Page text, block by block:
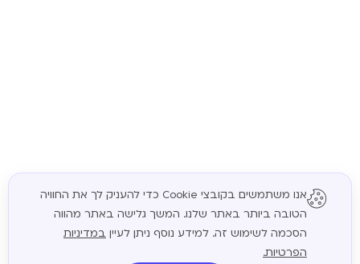
המשך
אנו משתמשים בקובצי Cookie כדי להעניק לך את החוויה
הטובה ביותר באתר שלנו. המשך גלישה באתר מהווה
הסכמה לשימוש זה. למידע נוסף ניתן לעיין במדיניות
הפרטיות.